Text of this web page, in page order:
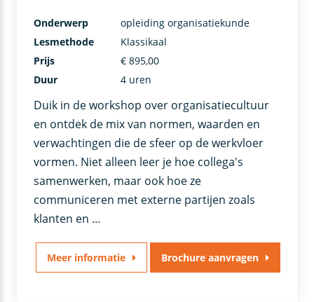
Duik in de workshop over organisatiecultuur
en ontdek de mix van normen, waarden en
verwachtingen die de sfeer op de werkvloer
vormen. Niet alleen leer je hoe collega's
samenwerken, maar ook hoe ze
communiceren met externe partijen zoals
klanten en …
Onderwerp
opleiding organisatiekunde
Lesmethode
Klassikaal
Prijs
€ 895,00
Duur
4 uren
Meer informatie Brochure aanvragen